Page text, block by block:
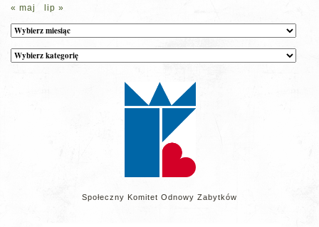
« maj lip »
Archiwum
Kategorie
wpisów
Społeczny Komitet Odnowy Zabytków